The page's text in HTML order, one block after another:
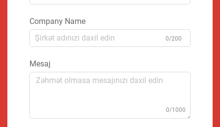
Company Name
0/200
Mesaj
0/1000